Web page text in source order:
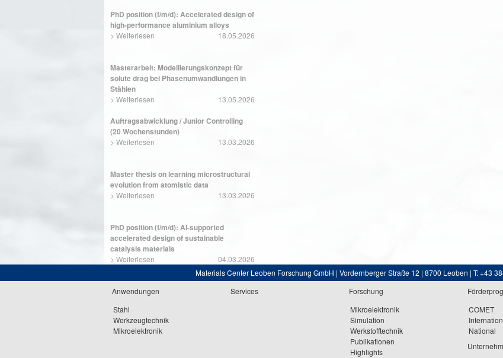
PhD position (f/m/d): Accelerated design of
high-performance aluminium alloys
> Weiterlesen 18.05.2026
Masterarbeit: Modellierungskonzept für
solute drag bei Phasenumwandlungen in
Stählen
> Weiterlesen 13.05.2026
Auftragsabwicklung / Junior Controlling
(20 Wochenstunden)
> Weiterlesen 13.03.2026
Master thesis on learning microstructural
evolution from atomistic data
> Weiterlesen 13.03.2026
PhD position (f/m/d): AI-supported
accelerated design of sustainable
catalysis materials
> Weiterlesen
04.03.2026
Materials Center Leoben Forschung GmbH | Vordernberger Straße 12 | 8700 Leoben | T: +43
Anwendungen
Stahl
Werkzeugtechnik
Mikroelektronik
Services
Forschung
Mikroelektronik
Simulation
Werkstofftechnik
Publikationen
Highlights
COMET
National